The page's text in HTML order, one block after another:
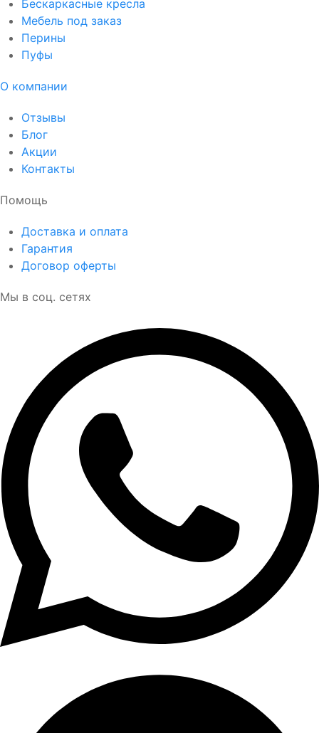
Бескаркасные кресла
Мебель под заказ
Перины
Пуфы
О компании
Отзывы
Блог
Акции
Контакты
Помощь
Доставка и оплата
Гарантия
Договор оферты
Мы в соц. сетях